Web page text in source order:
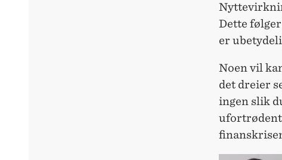
Dette
er
Noen vil
det dreier
ingen slik
ufortrødent